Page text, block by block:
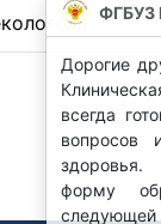
ФГБУЗ
Дорогие
всегда
вопросов
форму